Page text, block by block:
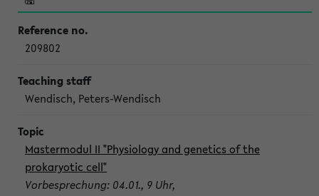
209802
Wendisch, Peters-Wendisch
Mastermodul II "Physiology and genetics of the
prokaryotic cell"
Vorbesprechung: 04.01., 9 Uhr,